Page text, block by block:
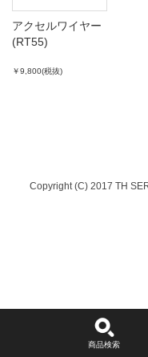
アクセルワイヤー
(RT55)
￥9,800(税抜)
Copyright (C) 2017 TH
商品検索